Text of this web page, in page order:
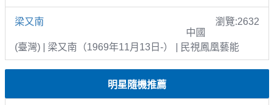
梁又南
瀏覽:2632
中國
(臺灣) | 梁又南（1969年11月13日-） | 民視鳳凰藝能
明星隨機推薦